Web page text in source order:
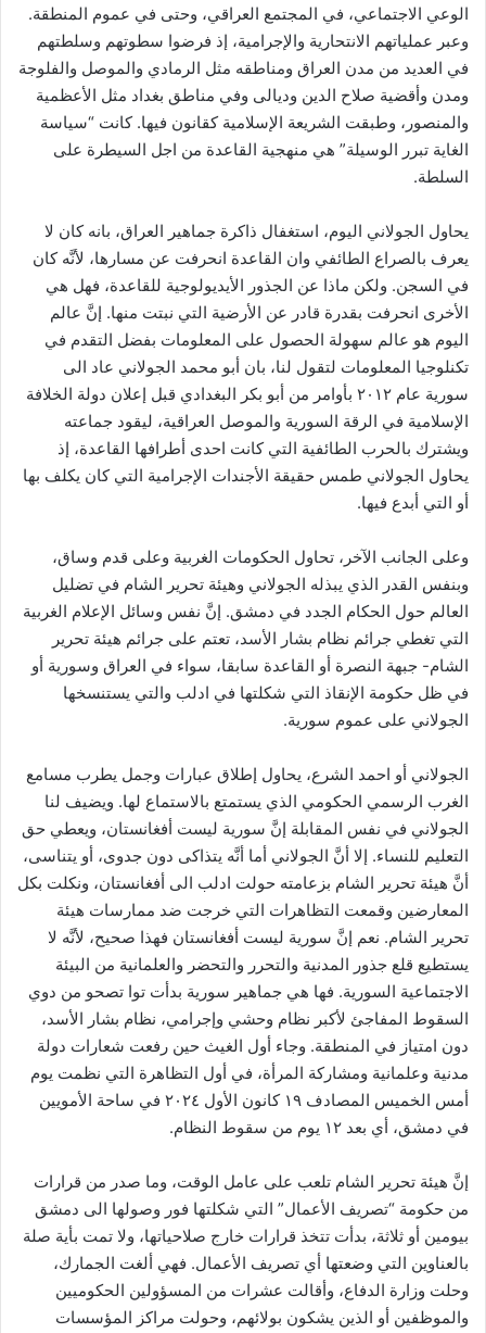
الوعي الاجتماعي، في المجتمع العراقي، وحتى في عموم المنطقة.
وعبر عملياتهم الانتحارية والإجرامية، إذ فرضوا سطوتهم وسلطتهم
في العديد من مدن العراق ومناطقه مثل الرمادي والموصل والفلوجة
ومدن وأقضية صلاح الدين وديالى وفي مناطق بغداد مثل الأعظمية
والمنصور، وطبقت الشريعة الإسلامية كقانون فيها. كانت “سياسة
الغاية تبرر الوسيلة” هي منهجية القاعدة من اجل السيطرة على
السلطة.
يحاول الجولاني اليوم، استغفال ذاكرة جماهير العراق، بانه كان لا
يعرف بالصراع الطائفي وان القاعدة انحرفت عن مسارها، لأنَّه كان
في السجن. ولكن ماذا عن الجذور الأيديولوجية للقاعدة، فهل هي
الأخرى انحرفت بقدرة قادر عن الأرضية التي نبتت منها. إنَّ عالم
اليوم هو عالم سهولة الحصول على المعلومات بفضل التقدم في
تكنلوجيا المعلومات لتقول لنا، بان أبو محمد الجولاني عاد الى
سورية عام ٢٠١٢ بأوامر من أبو بكر البغدادي قبل إعلان دولة الخلافة
الإسلامية في الرقة السورية والموصل العراقية، ليقود جماعته
ويشترك بالحرب الطائفية التي كانت احدى أطرافها القاعدة، إذ
يحاول الجولاني طمس حقيقة الأجندات الإجرامية التي كان يكلف بها
أو التي أبدع فيها.
وعلى الجانب الآخر، تحاول الحكومات الغربية وعلى قدم وساق،
وبنفس القدر الذي يبذله الجولاني وهيئة تحرير الشام في تضليل
العالم حول الحكام الجدد في دمشق. إنَّ نفس وسائل الإعلام الغربية
التي تغطي جرائم نظام بشار الأسد، تعتم على جرائم هيئة تحرير
الشام- جبهة النصرة أو القاعدة سابقا، سواء في العراق وسورية أو
في ظل حكومة الإنقاذ التي شكلتها في ادلب والتي يستنسخها
الجولاني على عموم سورية.
الجولاني أو احمد الشرع، يحاول إطلاق عبارات وجمل يطرب مسامع
الغرب الرسمي الحكومي الذي يستمتع بالاستماع لها. ويضيف لنا
الجولاني في نفس المقابلة إنَّ سورية ليست أفغانستان، ويعطي حق
التعليم للنساء. إلا أنَّ الجولاني أما أنَّه يتذاكى دون جدوى، أو يتناسى،
أنَّ هيئة تحرير الشام بزعامته حولت ادلب الى أفغانستان، ونكلت بكل
المعارضين وقمعت التظاهرات التي خرجت ضد ممارسات هيئة
تحرير الشام. نعم إنَّ سورية ليست أفغانستان فهذا صحيح، لأنَّه لا
يستطيع قلع جذور المدنية والتحرر والتحضر والعلمانية من البيئة
الاجتماعية السورية. فها هي جماهير سورية بدأت توا تصحو من دوي
السقوط المفاجئ لأكبر نظام وحشي وإجرامي، نظام بشار الأسد،
دون امتياز في المنطقة. وجاء أول الغيث حين رفعت شعارات دولة
مدنية وعلمانية ومشاركة المرأة، في أول التظاهرة التي نظمت يوم
أمس الخميس المصادف ١٩ كانون الأول ٢٠٢٤ في ساحة الأمويين
في دمشق، أي بعد ١٢ يوم من سقوط النظام.
إنَّ هيئة تحرير الشام تلعب على عامل الوقت، وما صدر من قرارات
من حكومة “تصريف الأعمال” التي شكلتها فور وصولها الى دمشق
بيومين أو ثلاثة، بدأت تتخذ قرارات خارج صلاحياتها، ولا تمت بأية صلة
بالعناوين التي وضعتها أي تصريف الأعمال. فهي ألغت الجمارك،
وحلت وزارة الدفاع، وأقالت عشرات من المسؤولين الحكوميين
والموظفين أو الذين يشكون بولائهم، وحولت مراكز المؤسسات